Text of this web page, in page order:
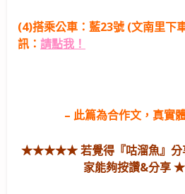
(4)搭乘公車：藍23號 (文南里下
訊： 請點我！
– 此篇為合作文，真實
★★★★★ 若覺得『咕溜魚』分
家能夠按讚&分